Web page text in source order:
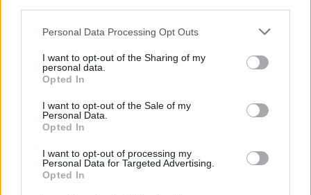
Please note that this website/app uses one or more Google
not limited to your visit or usage behaviour. You may click to
grant or deny consent to Google and its third-party tags to
use your data for below specified purposes in below Google
consent section.
Personal Data Processing Opt Outs
I want to opt-out of the Sharing of my
personal data.
Opted In
I want to opt-out of the Sale of my
Personal Data.
Opted In
I want to opt-out of processing my
Personal Data for Targeted Advertising.
Opted In